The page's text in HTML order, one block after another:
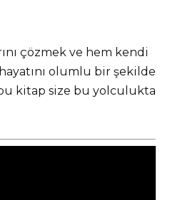
çözmek ve hem kendi
olumlu bir şekilde
kitap size bu yolculukta